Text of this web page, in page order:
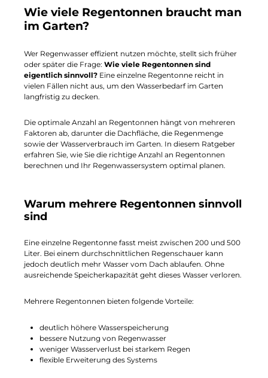
Wie viele Regentonnen braucht man
im Garten?
Wer Regenwasser effizient nutzen möchte, stellt sich früher
oder später die Frage: Wie viele Regentonnen sind
eigentlich sinnvoll? Eine einzelne Regentonne reicht in
vielen Fällen nicht aus, um den Wasserbedarf im Garten
langfristig zu decken.
Die optimale Anzahl an Regentonnen hängt von mehreren
Faktoren ab, darunter die Dachfläche, die Regenmenge
sowie der Wasserverbrauch im Garten. In diesem Ratgeber
erfahren Sie, wie Sie die richtige Anzahl an Regentonnen
berechnen und Ihr Regenwassersystem optimal planen.
Warum mehrere Regentonnen sinnvoll
sind
Eine einzelne Regentonne fasst meist zwischen 200 und 500
Liter. Bei einem durchschnittlichen Regenschauer kann
jedoch deutlich mehr Wasser vom Dach ablaufen. Ohne
ausreichende Speicherkapazität geht dieses Wasser verloren.
Mehrere Regentonnen bieten folgende Vorteile:
deutlich höhere Wasserspeicherung
bessere Nutzung von Regenwasser
weniger Wasserverlust bei starkem Regen
flexible Erweiterung des Systems